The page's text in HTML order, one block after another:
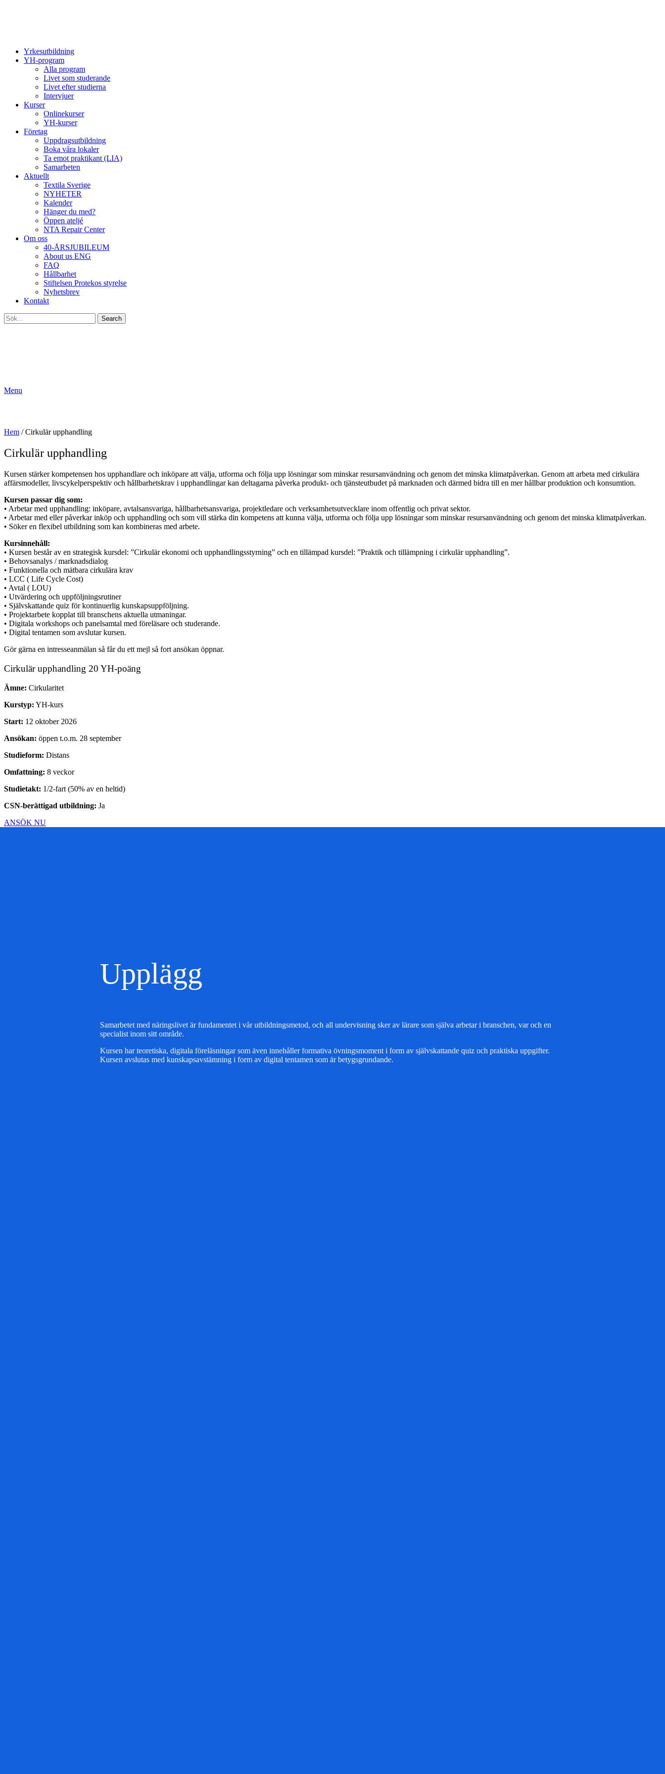
Yrkesutbildning
YH-program
Alla program
Livet som studerande
Livet efter studierna
Intervjuer
Kurser
Onlinekurser
YH-kurser
Företag
Uppdragsutbildning
Boka våra lokaler
Ta emot praktikant (LIA)
Samarbeten
Aktuellt
Textila Sverige
NYHETER
Kalender
Hänger du med?
Öppen ateljé
NTA Repair Center
Om oss
40-ÅRSJUBILEUM
About us ENG
FAQ
Hållbarhet
Stiftelsen Protekos styrelse
Nyhetsbrev
Kontakt
Search
Menu
Hem /Cirkulär upphandling
Cirkulär upphandling
Kursen stärker kompetensen hos upphandlare och inköpare att välja, utforma och följa upp lösningar som minskar resursanvändning och genom det minska klimatpåverkan. Genom att arbeta med cirkulära
affärsmodeller, livscykelperspektiv och hållbarhetskrav i upphandlingar kan deltagarna påverka produkt- och tjänsteutbudet på marknaden och därmed bidra till en mer hållbar produktion och konsumtion.
Kursen passar dig som:
• Arbetar med upphandling: inköpare, avtalsansvariga, hållbarhetsansvariga, projektledare och verksamhetsutvecklare inom offentlig och privat sektor.
• Arbetar med eller påverkar inköp och upphandling och som vill stärka din kompetens att kunna välja, utforma och följa upp lösningar som minskar resursanvändning och genom det minska klimatpåverkan.
• Söker en flexibel utbildning som kan kombineras med arbete.
Kursinnehåll:
• Kursen består av en strategisk kursdel: ”Cirkulär ekonomi och upphandlingsstyrning” och en tillämpad kursdel: ”Praktik och tillämpning i cirkulär upphandling”.
• Behovsanalys / marknadsdialog
• Funktionella och mätbara cirkulära krav
• LCC ( Life Cycle Cost)
• Avtal ( LOU)
• Utvärdering och uppföljningsrutiner
• Självskattande quiz för kontinuerlig kunskapsuppföljning.
• Projektarbete kopplat till branschens aktuella utmaningar.
• Digitala workshops och panelsamtal med föreläsare och studerande.
• Digital tentamen som avslutar kursen.
Gör gärna en intresseanmälan så får du ett mejl så fort ansökan öppnar.
Cirkulär upphandling 20 YH-poäng
Ämne: Cirkularitet
Kurstyp: YH-kurs
Start: 12 oktober 2026
Ansökan: öppen t.o.m. 28 september
Studieform: Distans
Omfattning: 8 veckor
Studietakt: 1/2-fart (50% av en heltid)
CSN-berättigad utbildning: Ja
ANSÖK NU
Upplägg
Samarbetet med näringslivet är fundamentet i vår utbildningsmetod, och all undervisning sker av lärare som själva arbetar i branschen, var och en
specialist inom sitt område.
Kursen har teoretiska, digitala föreläsningar som även innehåller formativa övningsmoment i form av självskattande quiz och praktiska uppgifter.
Kursen avslutas med kunskapsavstämning i form av digital tentamen som är betygsgrundande.